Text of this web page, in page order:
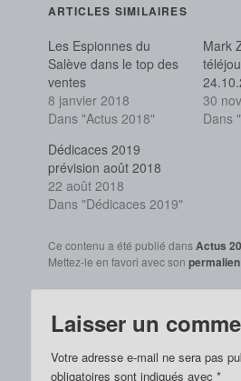
nouvellenouvelle
ARTICLES SIMILAIRES
Les Espionnes du
Salève dans le top des
ventes
8 janvier 2018
Dans "Actus 2018"
Mark
30
Dans
Dédicaces 2019
prévision août 2018
22 août 2018
Dans "Dédicaces 2019"
Ce contenu a été publié dansActus
Mettez-le en favori avec sonpermalien
Laisser un
Votre adresse e-mail ne sera pas
obligatoires sont indiqués avec*